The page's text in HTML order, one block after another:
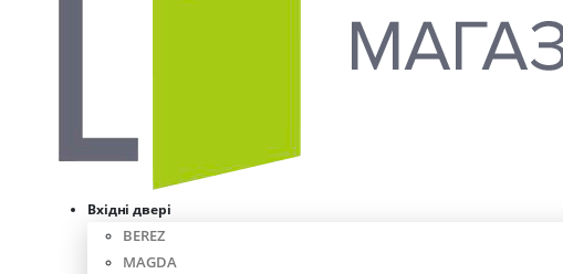
Вхідні двері
BEREZ
MAGDA